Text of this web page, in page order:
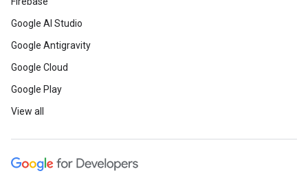
Google AI Studio
Google Antigravity
Google Cloud
Google Play
View all